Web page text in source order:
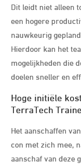
Dit leidt niet alleen
een hogere
nauwkeurig
Hierdoor kan het
mogelijkheden die
doelen sneller en
Hoge initiële
TerraTech
Het aanschaffen
con met zich mee,
aanschaf van deze